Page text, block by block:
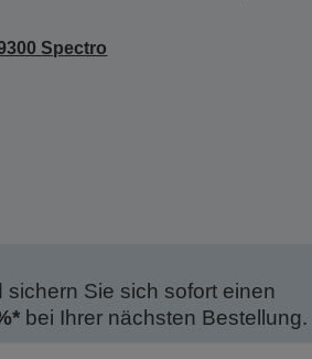
Spectro
Sie sich sofort einen
bei Ihrer nächsten Bestellung.